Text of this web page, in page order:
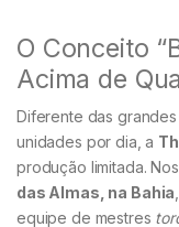
O Conceito
Acima de
Diferente das
unidades por dia, a
produção limitada.
das Almas, na Bahia
equipe de mestres